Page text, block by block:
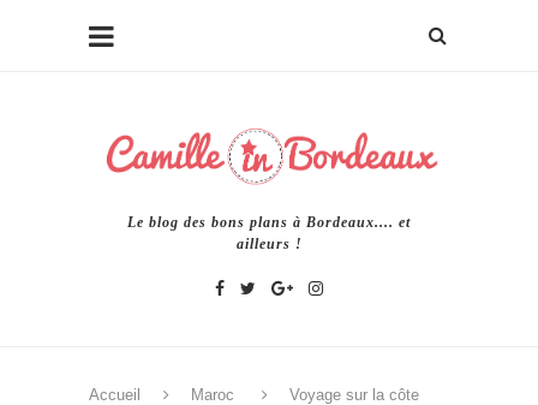
Le blog des bons plans à Bordeaux.... et
ailleurs !
Accueil Maroc
Voyage sur la côte